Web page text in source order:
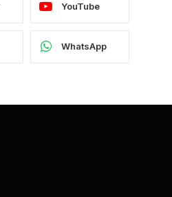
YouTube
WhatsApp